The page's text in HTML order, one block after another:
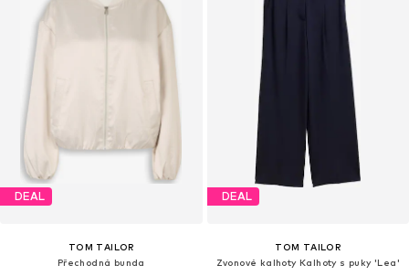
DEAL
TOM TAILOR
Přechodná bunda
DEAL
TOM TAILOR
Zvonové kalhoty Kalhoty s puky 'Lea'